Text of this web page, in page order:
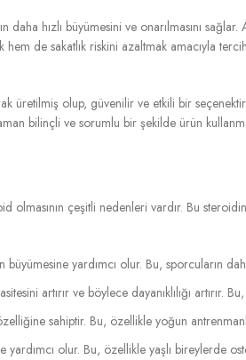
daha hızlı büyümesini ve onarılmasını
de sakatlık riskini azaltmak amacıyla
üretilmiş olup, güvenilir ve etkili bir
bilinçli ve sorumlu bir şekilde ürün
çeşitli nedenleri vardır. Bu
yardımcı olur. Bu, sporcuların
artırır ve böylece dayanıklılığı
sahiptir. Bu, özellikle yoğun
olur. Bu, özellikle yaşlı bireylerde